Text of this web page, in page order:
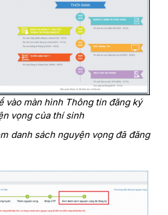
vào màn hình Thông tin đăng ký
vọng của thí sinh
danh sách nguyện vọng đã đăng